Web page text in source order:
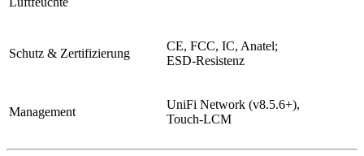
Schutz & Zertifizierung
CE, FCC, IC, Anatel;
ESD‑Resistenz
Management
UniFi Network (v8.5.6+),
Touch‑LCM